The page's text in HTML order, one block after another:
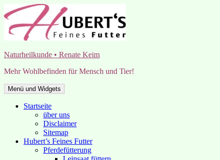
Zum
Inhalt
springen
Naturheilkunde • Renate Keim
Mehr Wohlbefinden für Mensch und Tier!
Menü und Widgets
Startseite
über uns
Disclaimer
Sitemap
Hubert’s Feines Futter
Pferdefütterung